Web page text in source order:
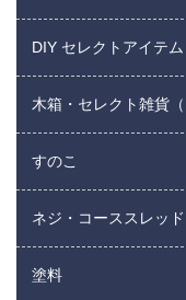
DIY セレクトアイテム
木箱・セレクト雑貨
すのこ
ネジ・コーススレッ
塗料